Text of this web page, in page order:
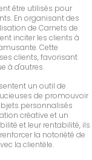
être utilisés pour
En organisant des
de Carnets de
inciter les clients à
Cette
clients, favorisant
à d'autres.
un outil de
de promouvoir
personnalisés
créative et un
et leur rentabilité, ils
la notoriété de
la clientèle.